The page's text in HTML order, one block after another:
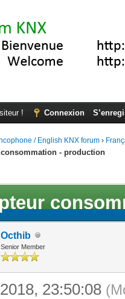
! Connexion
/ English KNX forum ›
- production
Octhib
Senior Member
23:50:08